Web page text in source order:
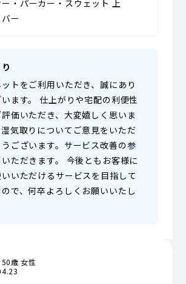
ー・パーカー・スウェット 上
ー
トをご利用いただき、誠にあり
ます。 仕上がりや宅配の利便性
価いただき、大変嬉しく思いま
気取りについてご意見をいただ
ございます。サービス改善の参
ただきます。 今後ともお客様に
いただけるサービスを目指して
で、何卒よろしくお願いいたし
歳 女性